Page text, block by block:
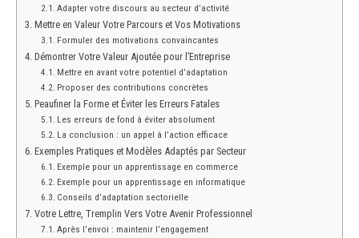
Adapter votre discours au secteur d’activité
Mettre en Valeur Votre Parcours et Vos Motivations
Formuler des motivations convaincantes
Démontrer Votre Valeur Ajoutée pour l’Entreprise
Mettre en avant votre potentiel d’adaptation
Proposer des contributions concrètes
Peaufiner la Forme et Éviter les Erreurs Fatales
Les erreurs de fond à éviter absolument
La conclusion : un appel à l’action efficace
Exemples Pratiques et Modèles Adaptés par Secteur
Exemple pour un apprentissage en commerce
Exemple pour un apprentissage en informatique
Conseils d’adaptation sectorielle
Votre Lettre, Tremplin Vers Votre Avenir Professionnel
Après l’envoi : maintenir l’engagement